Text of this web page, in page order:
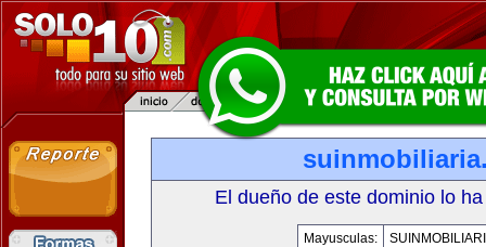
El dueño de este dominio lo
Mayusculas: